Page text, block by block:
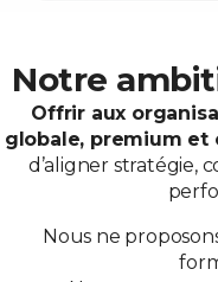
Notre
Offrir aux
globale, premium et
d’aligner stratégie,
Nous ne